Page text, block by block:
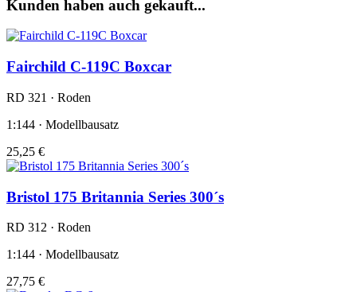
Kunden haben auch gekauft...
Fairchild C-119C Boxcar
RD 321 · Roden
1:144 · Modellbausatz
25,25 €
Bristol 175 Britannia Series 300´s
RD 312 · Roden
1:144 · Modellbausatz
27,75 €